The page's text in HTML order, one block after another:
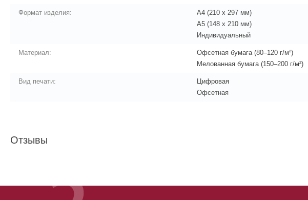
Формат изделия:
А4 (210 x 297 мм)
А5 (148 x 210 мм)
Индивидуальный
Материал:
Офсетная бумага (80–120 г/м²)
Мелованная бумага (150–200 г/м²)
Вид печати:
Цифровая
Офсетная
Отзывы